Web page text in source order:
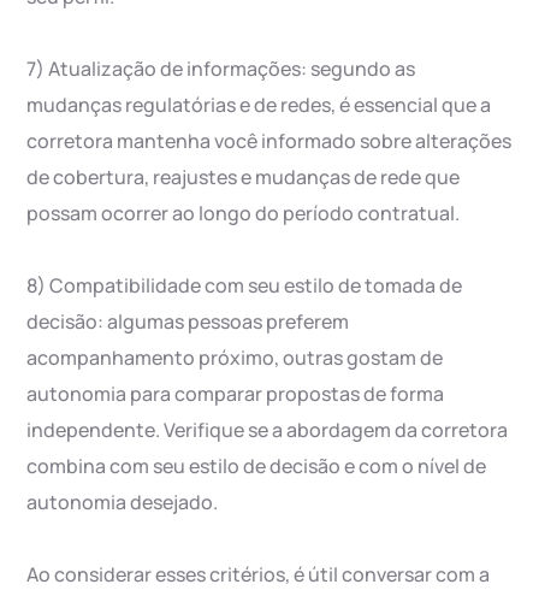
7) Atualização de informações: segundo as
mudanças regulatórias e de redes, é essencial que a
corretora mantenha você informado sobre alterações
de cobertura, reajustes e mudanças de rede que
possam ocorrer ao longo do período contratual.
8) Compatibilidade com seu estilo de tomada de
decisão: algumas pessoas preferem
acompanhamento próximo, outras gostam de
autonomia para comparar propostas de forma
independente. Verifique se a abordagem da corretora
combina com seu estilo de decisão e com o nível de
autonomia desejado.
Ao considerar esses critérios, é útil conversar com a